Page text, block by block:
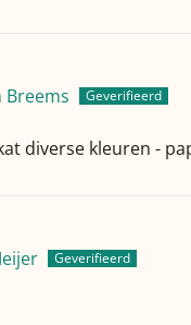
Breems
diverse kleuren -